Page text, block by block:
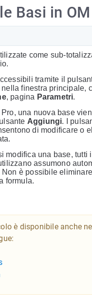
Basi in
come sub-
tramite il
nella finestra principale,
, pagina Parametri.
una nuova base
Aggiungi. I
di modificare o
modifica una base, tutti
assumono
Non è possibile
formula.
è disponibile anche